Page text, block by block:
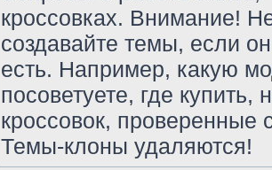
кроссовках. Внимание!
создавайте темы, если
есть. Например, какую
посоветуете, где купить,
кроссовок, проверенные
Темы-клоны удаляются!